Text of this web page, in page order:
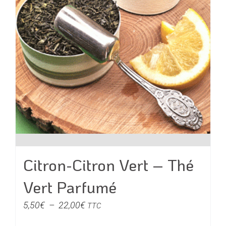
sur
la
page
du
produit
Citron-Citron Vert – Thé
Vert Parfumé
5,50€ – 22,00€Plage
TTC